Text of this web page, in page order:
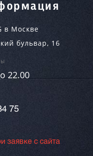
в Москве
бульвар, 16
22.00
75
заявке с сайта